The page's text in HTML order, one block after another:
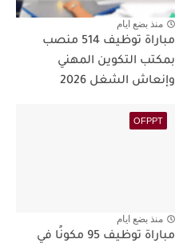
منذ بضع ايام
مباراة توظيف 514 منصب
بمكتب التكوين المهني
وإنعاش الشغل 2026
OFPPT
منذ بضع ايام
مباراة توظيف 95 مكونًا في